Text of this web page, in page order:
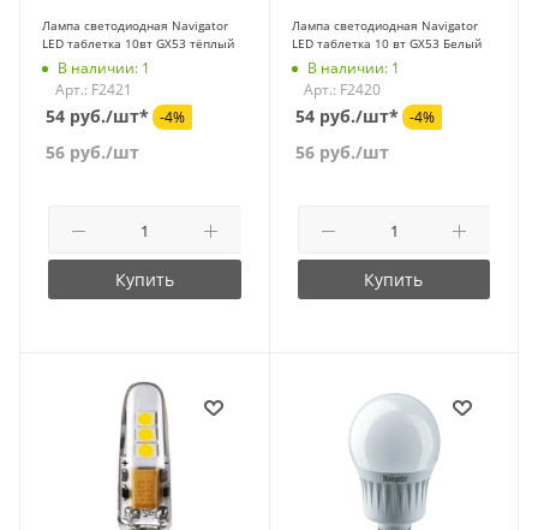
Лампа светодиодная Navigator
LED таблетка 10вт GX53 тёплый
В наличии: 1
Арт.: F2421
54 руб./шт* -4%
56 руб./шт
Купить
Лампа светодиодная Navigator
LED таблетка 10 вт GX53 Белый
В наличии: 1
Арт.: F2420
54 руб./шт* -4%
56руб./шт
Купить